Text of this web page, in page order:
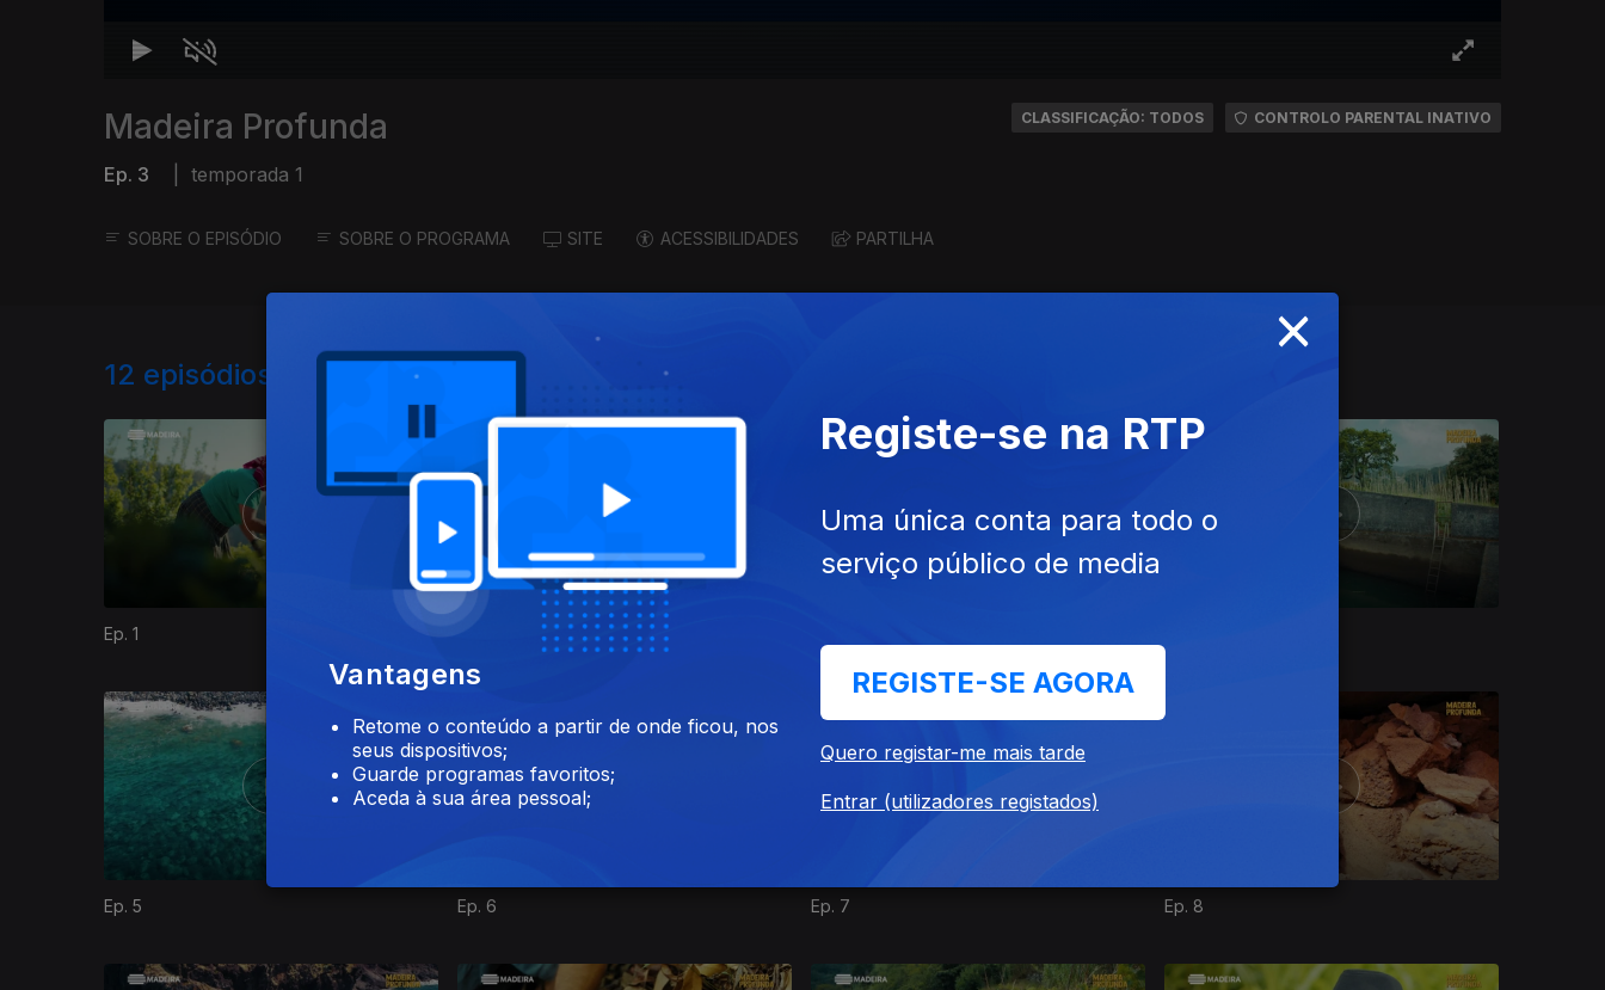
Madeira Profunda
Ep. 3 temporada 1
CLASSIFICAÇÃO: TODOS CONTROLO PARENTAL INATIVO
SOBRE O EPISÓDIO SOBRE O PROGRAMA SITE ACESSIBILIDADES PARTILHA
12 episódios disponíveis
Ep. 1
Ep. 5 Ep. 6 Ep. 7 Ep. 8
878038
×
Vantagens
Retome o conteúdo a partir de onde ficou, nos
seus dispositivos;
Guarde programas favoritos;
Aceda à sua área pessoal;
Registe-se na RTP
Uma única conta para todo o
serviço público de media
REGISTE-SE AGORA
Quero registar-me mais tarde
Entrar (utilizadores registados)